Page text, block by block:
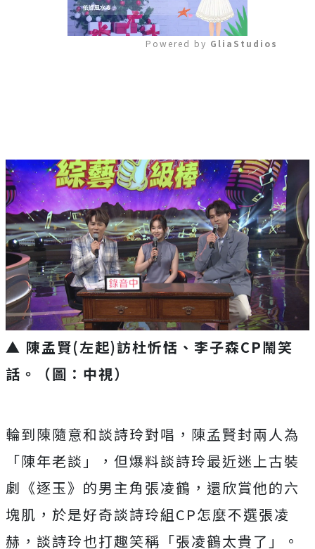
Powered by GliaStudios
▲ 陳孟賢(左起)訪杜忻恬、李子森CP鬧笑
話。（圖：中視）
輪到陳隨意和談詩玲對唱，陳孟賢封兩人為
「陳年老談」， 但爆料談詩玲最近迷上古裝
劇《逐玉》的男主角張凌鶴， 還欣賞他的六
塊肌，於是好奇談詩玲組CP怎麼不選張凌
赫， 談詩玲也打趣笑稱「張凌鶴太貴了」。